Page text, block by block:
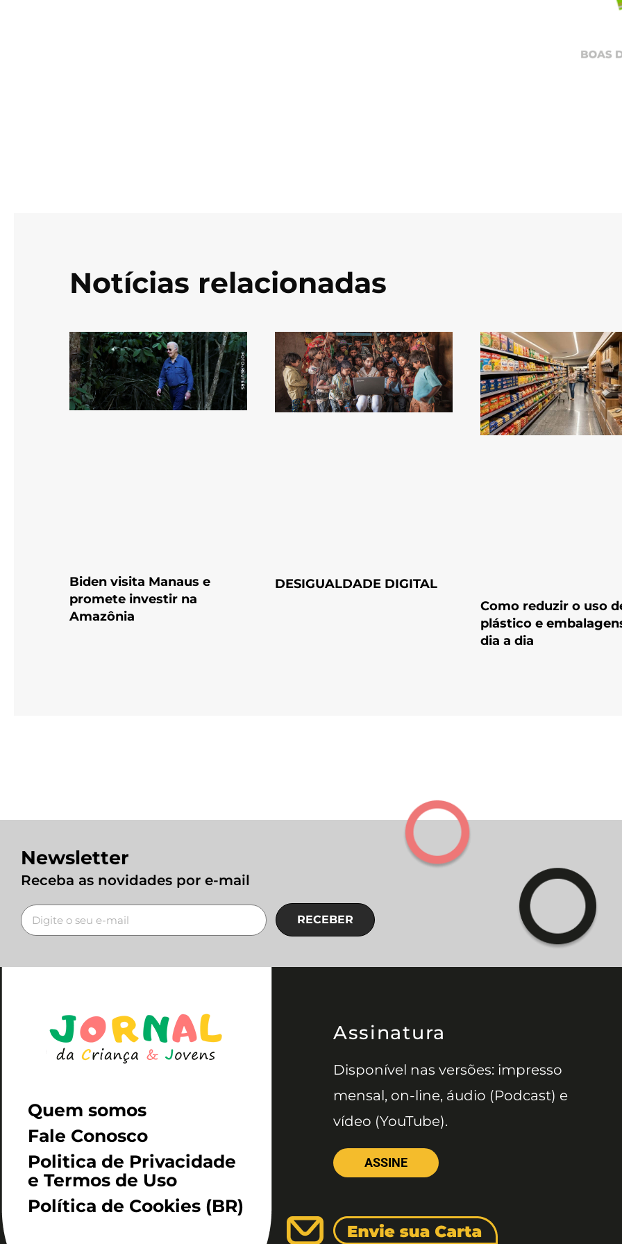
Notícias relacionadas
Biden visita Manaus e
promete investir na
Amazônia
DESIGUALDADE DIGITAL
Como reduzir o uso
plástico e
dia a dia
Newsletter
Receba as novidades por e-mail
RECEBER
Quem somos
Fale Conosco
Politica de Privacidade
e Termos de Uso
Política de Cookies (BR)
Assinatura
Disponível nas versões: impresso
mensal, on-line, áudio (Podcast) e
vídeo (YouTube).
ASSINE